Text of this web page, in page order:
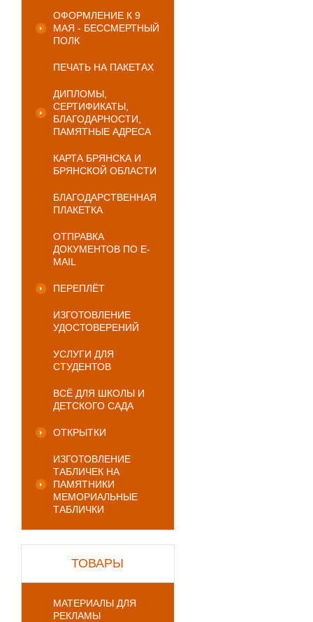
ОФОРМЛЕНИЕ К 9
МАЯ - БЕССМЕРТНЫЙ
ПОЛК
ПЕЧАТЬ НА ПАКЕТАХ
ДИПЛОМЫ,
СЕРТИФИКАТЫ,
БЛАГОДАРНОСТИ,
ПАМЯТНЫЕ АДРЕСА
КАРТА БРЯНСКА И
БРЯНСКОЙ ОБЛАСТИ
БЛАГОДАРСТВЕННАЯ
ПЛАКЕТКА
ОТПРАВКА
ДОКУМЕНТОВ ПО E-
MAIL
ПЕРЕПЛЁТ
ИЗГОТОВЛЕНИЕ
УДОСТОВЕРЕНИЙ
УСЛУГИ ДЛЯ
СТУДЕНТОВ
ВСЁ ДЛЯ ШКОЛЫ И
ДЕТСКОГО САДА
ОТКРЫТКИ
ИЗГОТОВЛЕНИЕ
ТАБЛИЧЕК НА
ПАМЯТНИКИ
МЕМОРИАЛЬНЫЕ
ТАБЛИЧКИ
ТОВАРЫ
МАТЕРИАЛЫ ДЛЯ
РЕКЛАМЫ